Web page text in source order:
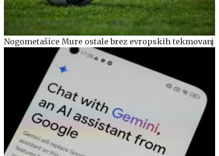
Nogometašice Mure ostale brez evropskih tekmovanj